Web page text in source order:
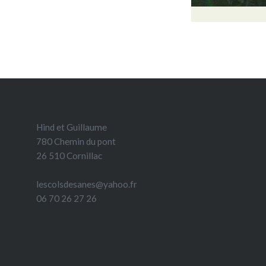
Hind et Guillaume
780 Chemin du pont
26 510 Cornillac
lescolsdesanes@yahoo.fr
06 70 26 27 26